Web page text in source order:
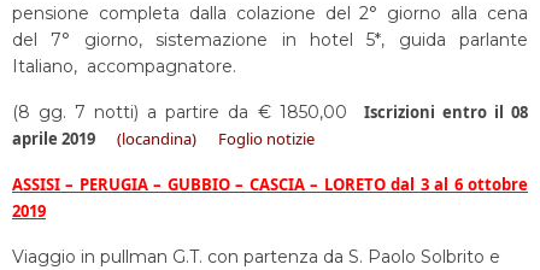
pensione completa dalla colazione del 2° giorno alla cena
del 7° giorno, sistemazione in hotel 5*, guida parlante
Italiano, accompagnatore.
(8 gg. 7 notti) a partire da € 1850,00 Iscrizioni entro il 08
aprile 2019
(locandina) Foglio notizie
ASSISI – PERUGIA – GUBBIO – CASCIA – LORETO dal 3 al 6 ottobre
2019
Viaggio in pullman G.T. con partenza da S. Paolo Solbrito e